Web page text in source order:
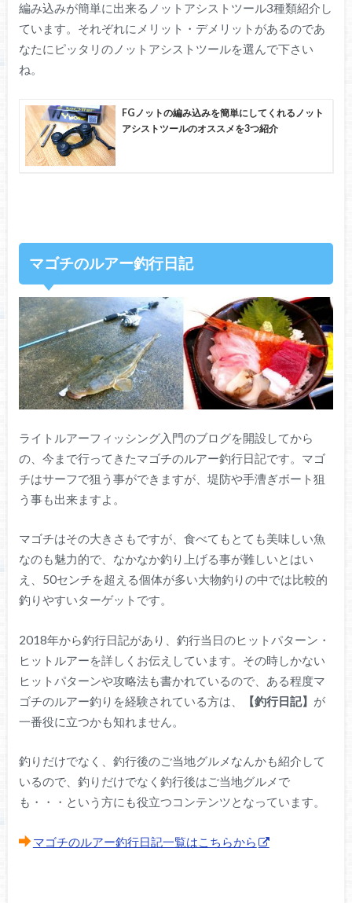
編み込みが簡単に出来るノットアシストツール3種類紹介し
ています。それぞれにメリット・デメリットがあるのであ
なたにピッタリのノットアシストツールを選んで下さい
ね。
FGノットの編み込みを簡単にしてくれるノット
アシストツールのオススメを3つ紹介
マゴチのルアー釣行日記
ライトルアーフィッシング入門のブログを開設してから
の、今まで行ってきたマゴチのルアー釣行日記です。マゴ
チはサーフで狙う事ができますが、堤防や手漕ぎボート狙
う事も出来ますよ。
マゴチはその大きさもですが、食べてもとても美味しい魚
なのも魅力的で、なかなか釣り上げる事が難しいとはい
え、50センチを超える個体が多い大物釣りの中では比較的
釣りやすいターゲットです。
2018年から釣行日記があり、釣行当日のヒットパターン・
ヒットルアーを詳しくお伝えしています。その時しかない
ヒットパターンや攻略法も書かれているので、ある程度マ
ゴチのルアー釣りを経験されている方は、
【釣行日記】 が
一番役に立つかも知れません。
釣りだけでなく、釣行後のご当地グルメなんかも紹介して
いるので、釣りだけでなく釣行後はご当地グルメで
も・・・という方にも役立つコンテンツとなっています。
マゴチのルアー釣行日記一覧はこちらから